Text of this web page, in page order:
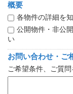
概要
各物件の詳細を
公開物件・非公
い
お問い合わせ・ご
ご希望条件、ご質問